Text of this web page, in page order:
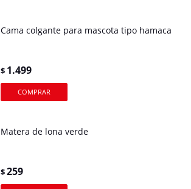
Cama colgante para mascota tipo hamaca
$ 1.499
Matera de lona verde
$259